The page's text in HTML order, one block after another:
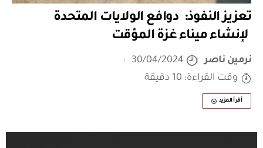
تعزيز النفوذ: دوافع الولايات المتحدة
لإنشاء ميناء غزة المؤقت
نرمين ناصر
30/04/2024
وقت القراءة: 10 دقيقة
أقرأ المزيد